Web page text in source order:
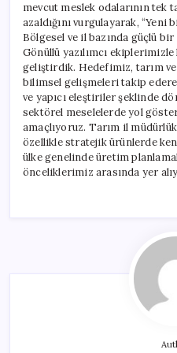
mevcut meslek odalarının tek
azaldığını vurgulayarak,
Bölgesel ve il bazında güçlü
Gönüllü yazılımcı
geliştirdik. Hedefimiz, tarım ve
bilimsel gelişmeleri takip
ve yapıcı eleştiriler şeklinde
sektörel meselelerde yol
amaçlıyoruz. Tarım il
özellikle stratejik ürünlerde
ülke genelinde üretim
önceliklerimiz arasında yer